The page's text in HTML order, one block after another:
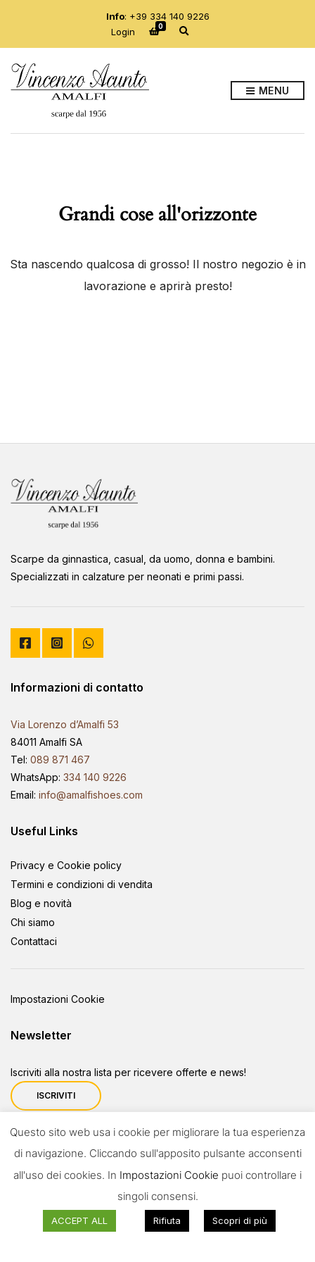
Info: +39 334 140 9226
Login
0
E
m
i
r
r
c
a
MENU
Grandi cose all'orizzonte
Sta nascendo qualcosa di grosso! Il nostro negozio è in
lavorazione e aprirà presto!
Scarpe da ginnastica, casual, da uomo, donna e bambini.
Specializzati in calzature per neonati e primi passi.
Informazioni di contatto
Via Lorenzo d’Amalfi 53
84011 Amalfi SA
Tel: 089 871 467
WhatsApp: 334 140 9226
Email: info@amalfishoes.com
Useful Links
Privacy e Cookie policy
Termini e condizioni di vendita
Blog e novità
Chi siamo
Contattaci
Impostazioni Cookie
Newsletter
Iscriviti alla nostra lista per ricevere offerte e news!
ISCRIVITI
Tutti i diritti riservati - Ditta Acunto Calzature
P.IVA 00254520653
Questo sito web usa i cookie per migliorare la tua esperienza
di navigazione. Cliccando sull'apposito pulsante acconsenti
all'uso dei cookies. In Impostazioni Cookie puoi controllare i
singoli consensi.
ACCEPT ALL Rifiuta Scopri di più